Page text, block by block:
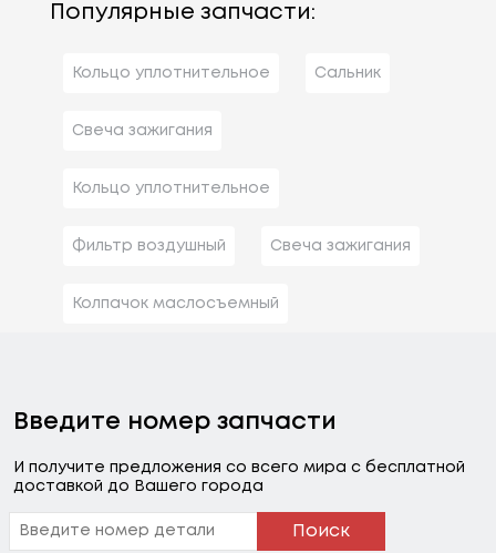
Популярные запчасти:
Кольцо уплотнительное Сальник
Свеча зажигания
Кольцо уплотнительное
Фильтр воздушный Свеча зажигания
Колпачок маслосъемный
Введите номер запчасти
И получите предложения со всего мира с бесплатной
доставкой до Вашего города
Поиск